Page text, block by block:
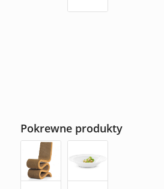
Pokrewne produkty